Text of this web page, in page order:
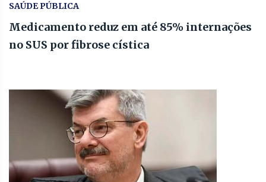
SAÚDE PÚBLICA
Medicamento reduz em até 85% internações
no SUS por fibrose cística